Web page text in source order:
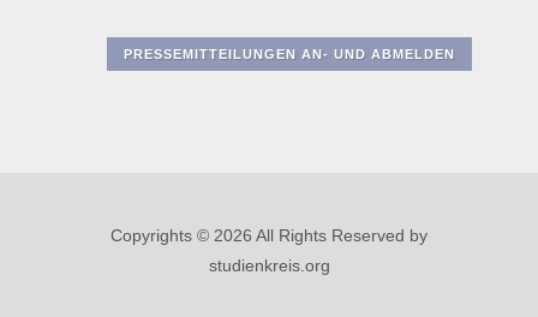
PRESSEMITTEILUNGEN AN- UND ABMELDEN
Copyrights © 2026 All Rights Reserved by
studienkreis.org